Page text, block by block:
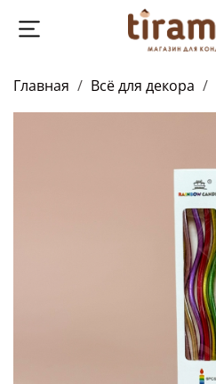
Главная Всё для декора